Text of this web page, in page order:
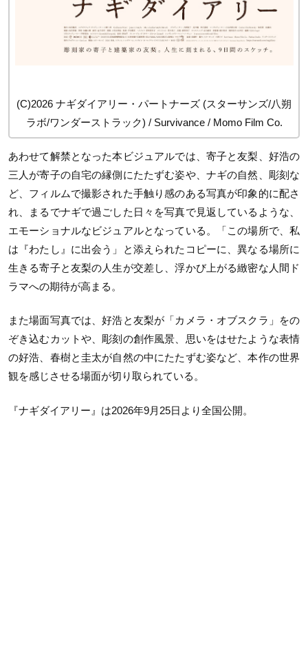
(C)2026 ナギダイアリー・パートナーズ (スターサンズ/八朔
ラボ/ワンダーストラック) / Survivance / Momo Film Co.
あわせて解禁となった本ビジュアルでは、寄子と友梨、好浩の
三人が寄子の自宅の縁側にたたずむ姿や、ナギの自然、彫刻な
ど、フィルムで撮影された手触り感のある写真が印象的に配さ
れ、まるでナギで過ごした日々を写真で見返しているような、
エモーショナルなビジュアルとなっている。「この場所で、私
は『わたし』に出会う」と添えられたコピーに、異なる場所に
生きる寄子と友梨の人生が交差し、浮かび上がる緻密な人間ド
ラマへの期待が高まる。
また場面写真では、好浩と友梨が「カメラ・オブスクラ」をの
ぞき込むカットや、彫刻の創作風景、思いをはせたような表情
の好浩、春樹と圭太が自然の中にたたずむ姿など、本作の世界
観を感じさせる場面が切り取られている。
『ナギダイアリー』は2026年9月25日より全国公開。